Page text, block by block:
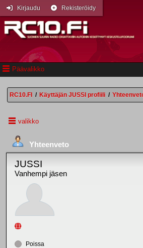
Päävalikko
Kirjaudu Rekisteröidy
RC10.FI / Käyttäjän JUSSI profiili /
valikko
Yhteenveto
JUSSI
Vanhempi jäsen
Poissa